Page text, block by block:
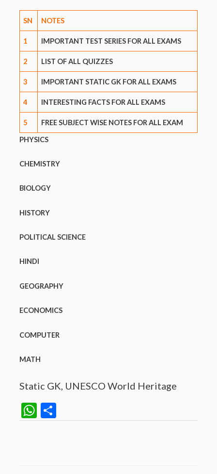
SN NOTES
1 IMPORTANT TEST SERIES FOR ALL EXAMS
2 LIST OF ALL QUIZZES
3 IMPORTANT STATIC GK FOR ALL EXAMS
4 INTERESTING FACTS FOR ALL EXAMS
5 FREE SUBJECT WISE NOTES FOR ALL EXAM
PHYSICS
CHEMISTRY
BIOLOGY
HISTORY
POLITICAL SCIENCE
HINDI
GEOGRAPHY
ECONOMICS
COMPUTER
MATH
Static GK, UNESCO World Heritage
W
h h